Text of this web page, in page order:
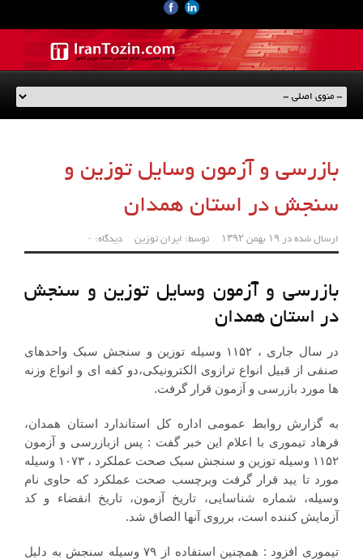
بازرسی و آزمون وسایل توزین و
سنجش در استان همدان
ارسال شده در توسط: ایران توزین دیدگاه: ۰
بازرسی و آزمون وسایل توزین و سنجش
در استان همدان
در سال جاری ، ۱۱۵۲ وسیله توزین و سنجش سبک واحدهای
صنفی از قبیل انواع ترازوی الکترونیکی،دو کفه ای و انواع وزنه
ها مورد بازرسی و آزمون قرار گرفت.
به گزارش روابط عمومی اداره کل استاندارد استان همدان،
فرهاد تیموری با اعلام این خبر گفت : پس ازبازرسی و آزمون
۱۱۵۲ وسیله توزین و سنجش سبک صحت عملکرد ، ۱۰۷۳ وسیله
مورد تا یید قرار گرفت وبرچسب صحت عملکرد که حاوی نام
وسیله، شماره شناسایی، تاریخ آزمون، تاریخ انقضاء و کد
آزمایش کننده است، برروی آنها الصاق شد.
تیموری افزود : همچنین استفاده از ۷۹ وسیله سنجش به دلیل